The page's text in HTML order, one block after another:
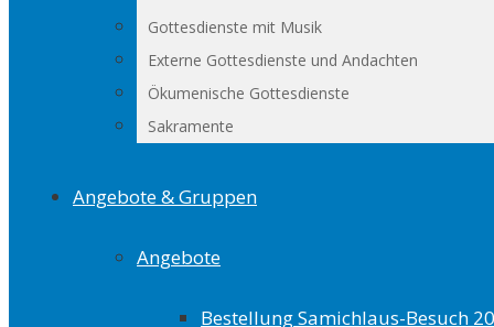
Gottesdienste mit Musik
Externe Gottesdienste und Andachten
Ökumenische Gottesdienste
Sakramente
Angebote & Gruppen
Angebote
Bestellung Samichlaus-Besuch